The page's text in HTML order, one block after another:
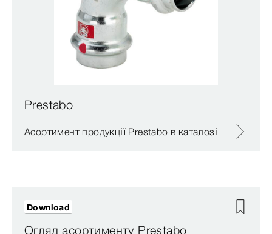
Prestabo
Асортимент продукції Prestabo в каталозі
Огляд асортименту Prestabo
Download